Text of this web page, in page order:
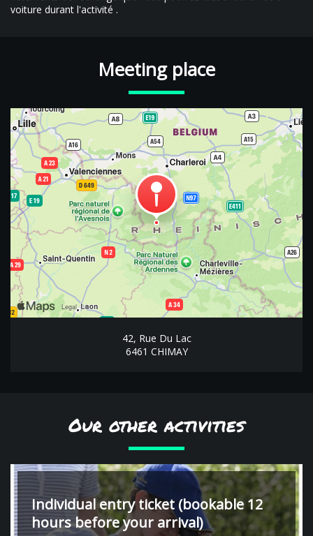
voiture durant l'activité .
Meeting place
42, Rue Du Lac
6461 CHIMAY
Our other activities
Individual entry ticket (bookable 12
hours before your arrival)